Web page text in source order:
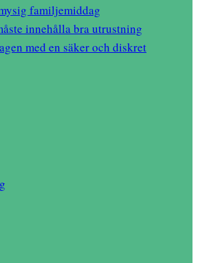
familjemiddag
innehålla bra utrustning
med en säker och diskret